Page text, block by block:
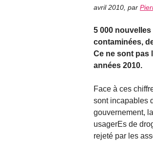
avril 2010 par
5 000
contaminées,
Ce ne sont pas
années 2010.
Face à ces
sont incapables
gouvernement,
usagerEs de
rejeté par les